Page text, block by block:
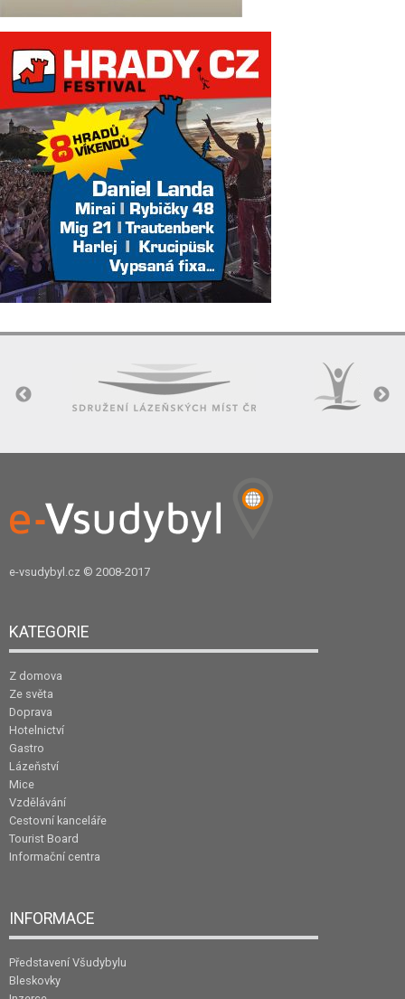
e-vsudybyl.cz © 2008-2017
KATEGORIE
Z domova
Ze světa
Doprava
Hotelnictví
Gastro
Lázeňství
Mice
Vzdělávání
Cestovní kanceláře
Tourist Board
Informační centra
INFORMACE
Představení Všudybylu
Bleskovky